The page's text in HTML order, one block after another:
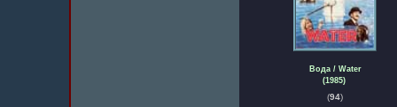
Вода / Water
(1985)
(94)